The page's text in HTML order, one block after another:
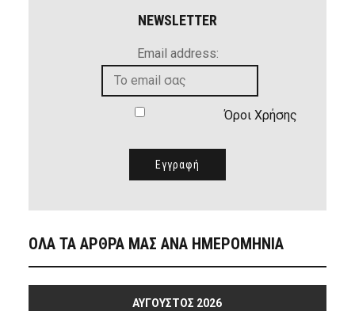
NEWSLETTER
Email address:
Όροι Χρήσης
ΟΛΑ ΤΑ ΑΡΘΡΑ ΜΑΣ ΑΝΑ ΗΜΕΡΟΜΗΝΙΑ
ΑΎΓΟΥΣΤΟΣ 2026